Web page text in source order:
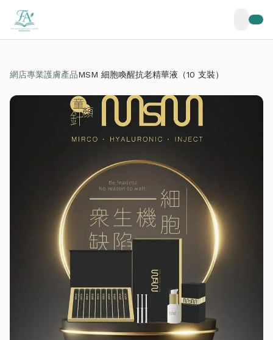
網店專業護膚產品MSM 細胞喚醒抗老精華液（10 支裝）